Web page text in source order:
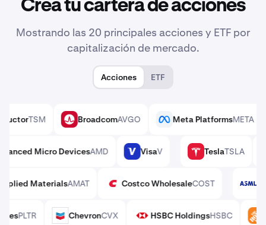
Crea tu cartera de acciones
Mostrando las 20 principales acciones y ETF por
capitalización de mercado.
Acciones ETF
TSM AVGO Broadcom AVGO META Meta Platforms
TSLA TeslaTSLA
Advanced Micro DevicesAMD V Visa
AMAT Applied MaterialsAMAT COST Costco WholesaleCOST
PLTR CVX Chevron CVX HSBC HSBC Holdings HSBC